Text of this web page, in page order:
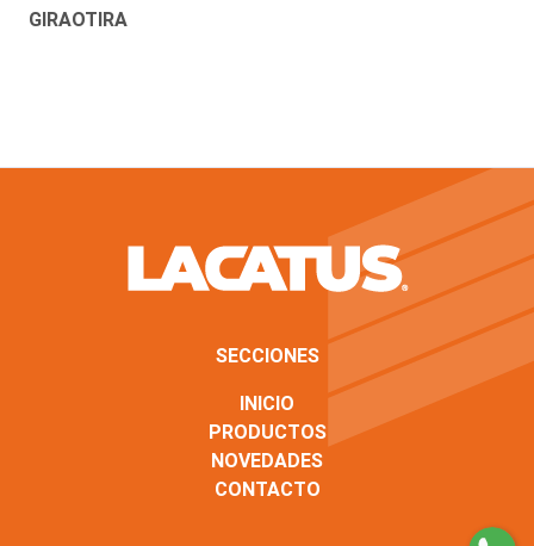
GIRAOTIRA
SECCIONES
INICIO
PRODUCTOS
NOVEDADES
CONTACTO